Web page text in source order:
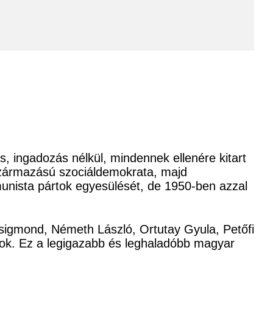
ingadozás nélkül, mindennek ellenére kitart
szociáldemokrata, majd
pártok egyesülését, de 1950-ben azzal
Németh László, Ortutay Gyula, Petőfi
Ez a legigazabb és leghaladóbb magyar